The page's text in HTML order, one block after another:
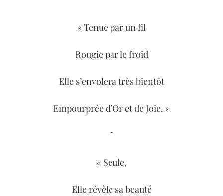
« Tenue par un fil
Rougie par le froid
Elle s’envolera très bientôt
Empourprée d’Or et de Joie. »
˜
« Seule,
Elle révèle sa beauté